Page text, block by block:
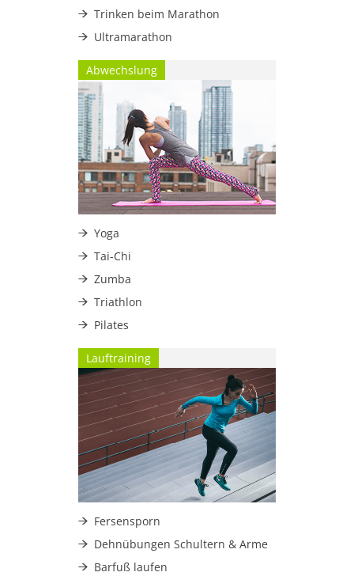
Trinken beim Marathon
Ultramarathon
Abwechslung
Yoga
Tai-Chi
Zumba
Triathlon
Pilates
Lauftraining
Fersensporn
Dehnübungen Schultern & Arme
Barfuß laufen